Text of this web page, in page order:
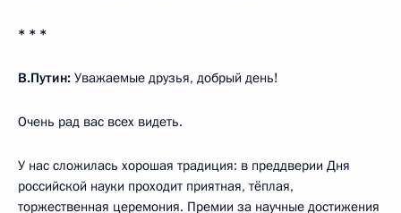
* * *
В.Путин: Уважаемые друзья, добрый день!
Очень рад вас всех видеть.
У нас сложилась хорошая традиция: в преддверии Дня
российской науки проходит приятная, тёплая,
торжественная церемония. Премии за научные достижения